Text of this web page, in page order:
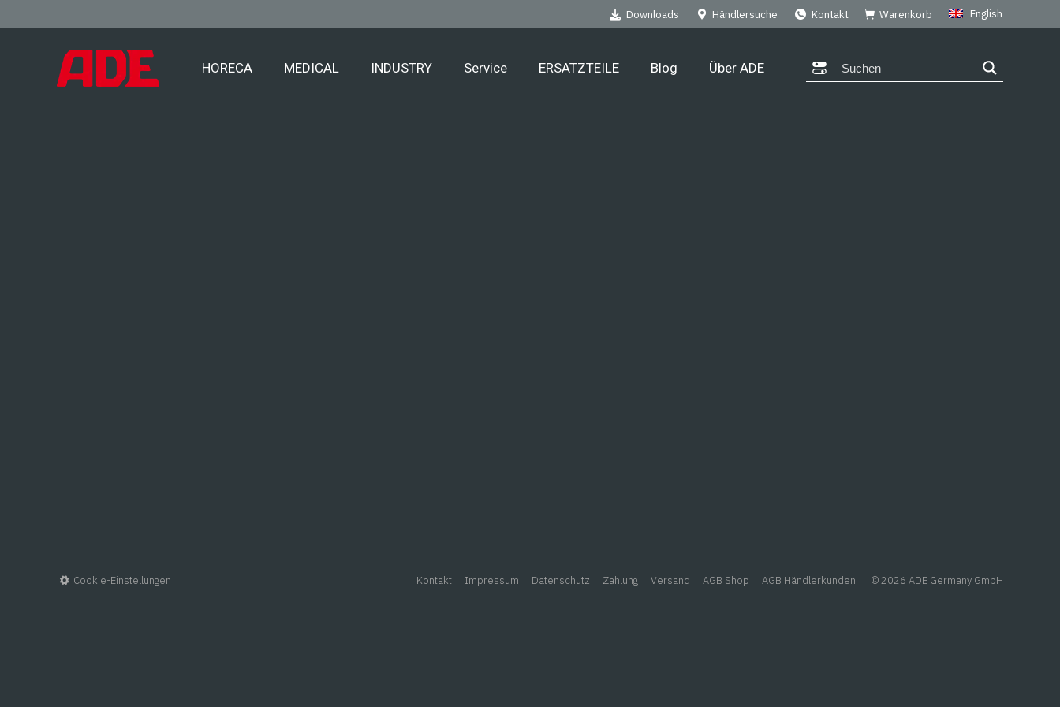
Downloads Händlersuche Kontakt Warenkorb English
HORECA MEDICAL INDUSTRY Service ERSATZTEILE Blog Über ADE
Cookie-Einstellungen Kontakt Impressum Datenschutz Zahlung Versand AGB Shop AGB Händlerkunden © 2026 ADE Germany GmbH